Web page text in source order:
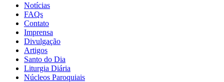
Notícias
FAQs
Contato
Imprensa
Divulgação
Artigos
Santo do Dia
Liturgia Diária
Núcleos Paroquiais